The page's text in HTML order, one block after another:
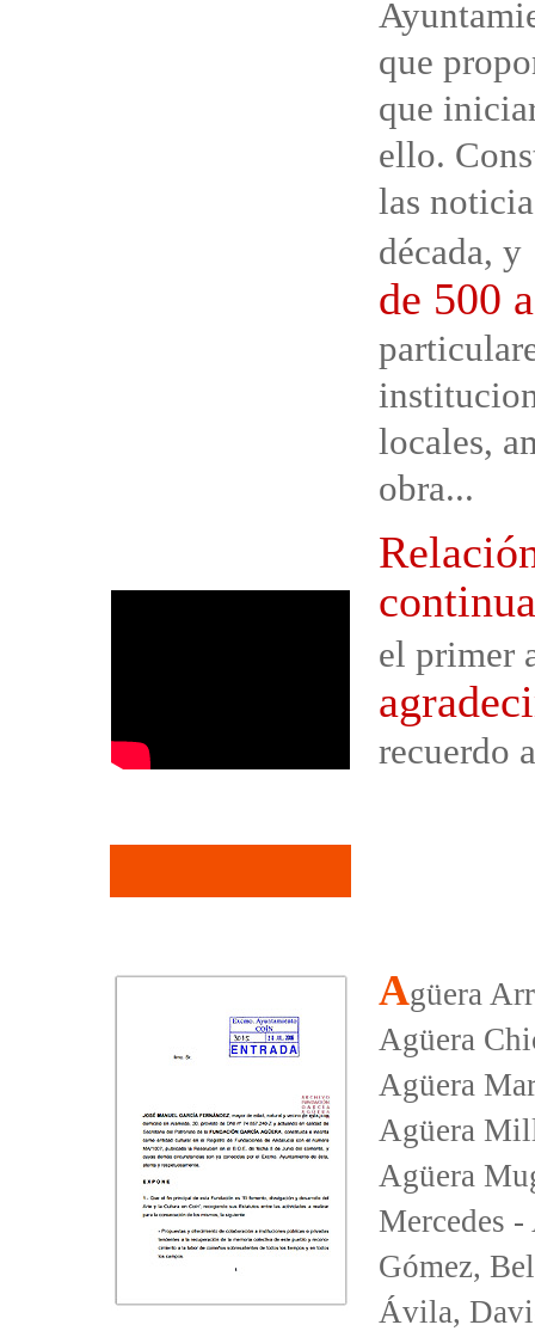
que
que
ello.
las
década, y
de 500
locales,
obra...
el primer
recuerdo
Agüera
Agüera
Agüera
Agüera
Agüera
Mercedes
Gómez,
Ávila,